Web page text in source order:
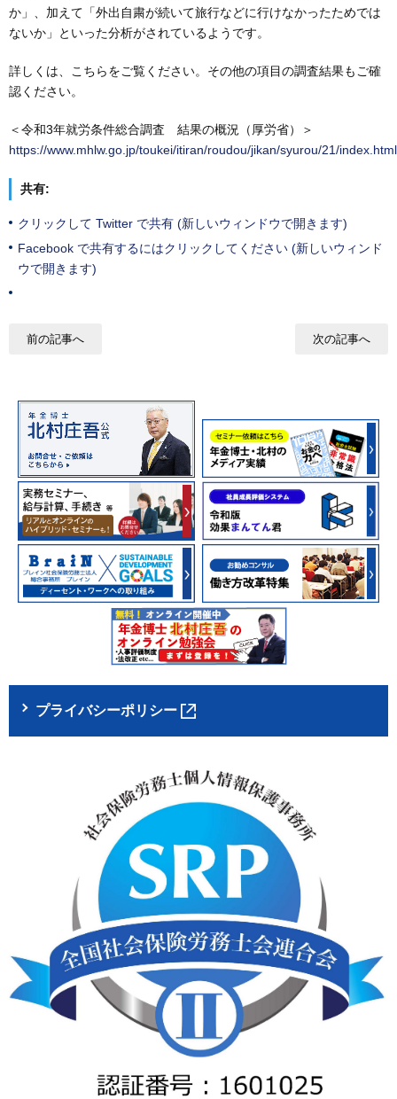
か」、加えて「外出自粛が続いて旅行などに行けなかったためでは
ないか」といった分析がされているようです。
詳しくは、こちらをご覧ください。その他の項目の調査結果もご確
認ください。
＜令和3年就労条件総合調査 結果の概況（厚労省）＞
https://www.mhlw.go.jp/toukei/itiran/roudou/jikan/syurou/21/index.html
共有:
クリックして Twitter で共有 (新しいウィンドウで開きます)
Facebook で共有するにはクリックしてください (新しいウィンド
ウで開きます)
前の記事へ 次の記事へ
プライバシーポリシー